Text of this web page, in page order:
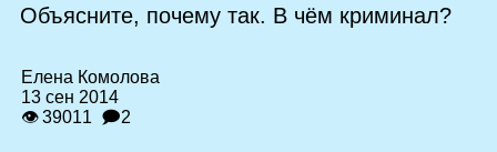
Объясните, почему так. В чём криминал?
Елена Комолова
13 сен 2014
👁 39011 🗩2